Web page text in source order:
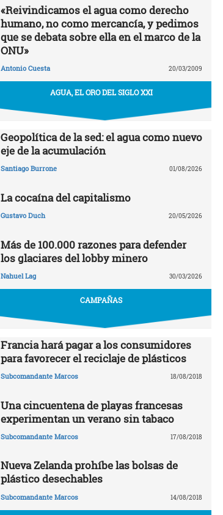
«Reivindicamos el agua como derecho
humano, no como mercancía, y pedimos
que se debata sobre ella en el marco de la
ONU»
Antonio Cuesta 20/03/2009
AGUA, EL ORO DEL SIGLO XXI
Geopolítica de la sed: el agua como nuevo
eje de la acumulación
Santiago Burrone 01/08/2026
La cocaína del capitalismo
Gustavo Duch 20/05/2026
Más de 100.000 razones para defender
los glaciares del lobby minero
Nahuel Lag 30/03/2026
CAMPAÑAS
Francia hará pagar a los consumidores
para favorecer el reciclaje de plásticos
Subcomandante Marcos 18/08/2018
Una cincuentena de playas francesas
experimentan un verano sin tabaco
Subcomandante Marcos 17/08/2018
Nueva Zelanda prohíbe las bolsas de
plástico desechables
Subcomandante Marcos 14/08/2018